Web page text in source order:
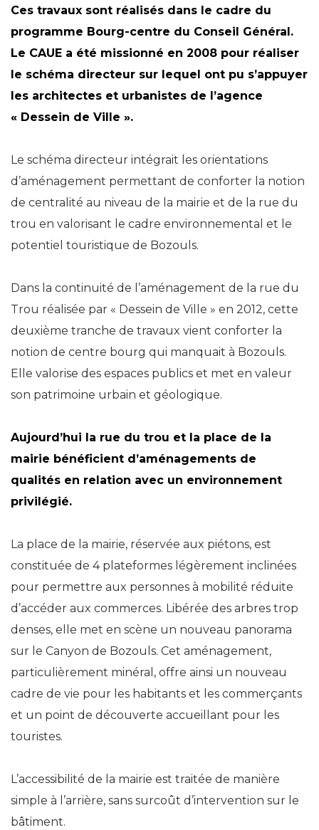
Ces travaux sont réalisés dans le cadre du
programme Bourg-centre du Conseil Général.
Le CAUE a été missionné en 2008 pour réaliser
le schéma directeur sur lequel ont pu s’appuyer
les architectes et urbanistes de l’agence
« Dessein de Ville ».
Le schéma directeur intégrait les orientations
d’aménagement permettant de conforter la notion
de centralité au niveau de la mairie et de la rue du
trou en valorisant le cadre environnemental et le
potentiel touristique de Bozouls.
Dans la continuité de l’aménagement de la rue du
Trou réalisée par « Dessein de Ville » en 2012, cette
deuxième tranche de travaux vient conforter la
notion de centre bourg qui manquait à Bozouls.
Elle valorise des espaces publics et met en valeur
son patrimoine urbain et géologique.
Aujourd’hui la rue du trou et la place de la
mairie bénéficient d’aménagements de
qualités en relation avec un environnement
privilégié.
La place de la mairie, réservée aux piétons, est
constituée de 4 plateformes légèrement inclinées
pour permettre aux personnes à mobilité réduite
d’accéder aux commerces. Libérée des arbres trop
denses, elle met en scène un nouveau panorama
sur le Canyon de Bozouls. Cet aménagement,
particulièrement minéral, offre ainsi un nouveau
cadre de vie pour les habitants et les commerçants
et un point de découverte accueillant pour les
touristes.
L’accessibilité de la mairie est traitée de manière
simple à l’arrière, sans surcoût d’intervention sur le
bâtiment.